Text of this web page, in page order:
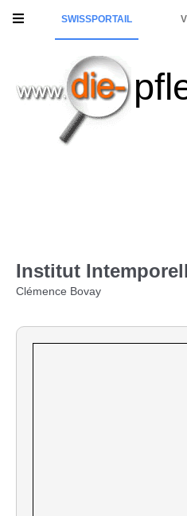
SWISSPORTAIL
Institut
Clémence Bovay